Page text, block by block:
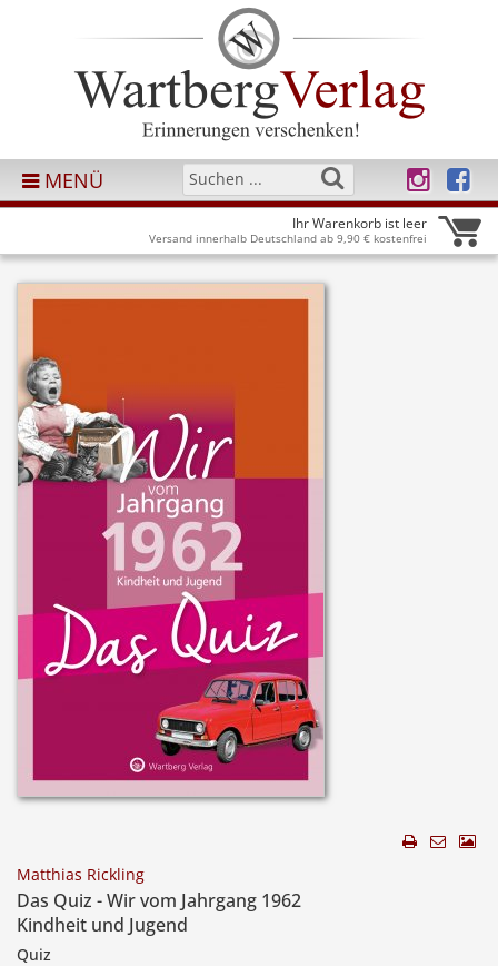
MENÜ
Ihr Warenkorb ist leer
Versand innerhalb Deutschland ab 9,90 € kostenfrei
Matthias Rickling
Das Quiz - Wir vom Jahrgang 1962
Kindheit und Jugend
Quiz